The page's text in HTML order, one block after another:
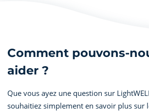
Comment pouvons-
aider ?
Que vous ayez une question sur
souhaitiez simplement en savoir plus sur